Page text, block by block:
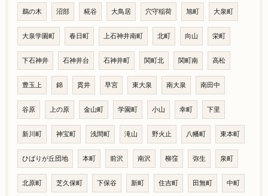
鵜の木 沼部 糀谷 大鳥居 穴守稲荷 旭町 大泉町
大泉学園町 春日町 上石神井南町 北町 向山 栄町
下石神井 石神井台 石神井町 関町北 関町南 高松
豊玉上 錦 貫井 早宮 東大泉 南大泉 南田中
谷原 上の原 金山町 学園町 小山 幸町 下里
新川町 神宝町 浅間町 滝山 野火止 八幡町 東本町
ひばりが丘団地 本町 前沢 南沢 柳窪 弥生 泉町
北原町 芝久保町 下保谷 新町 住吉町 田無町 中町